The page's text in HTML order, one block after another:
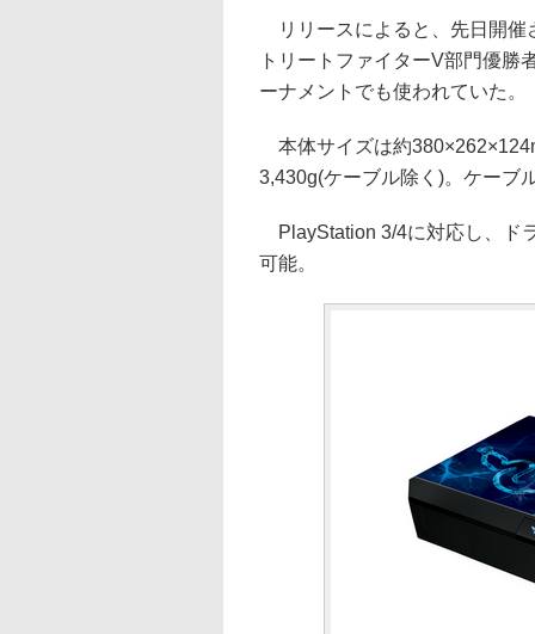
リリースによると、先日開催
トリートファイターV部門優勝
ーナメントでも使われていた。
本体サイズは約
3,430g(ケーブル除く)。ケーブ
PlayStation 3/4に対応し、ド
可能。